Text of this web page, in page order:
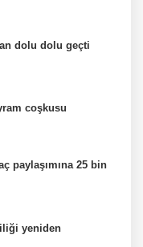
dolu dolu geçti
coşkusu
paylaşımına 25 bin
yeniden